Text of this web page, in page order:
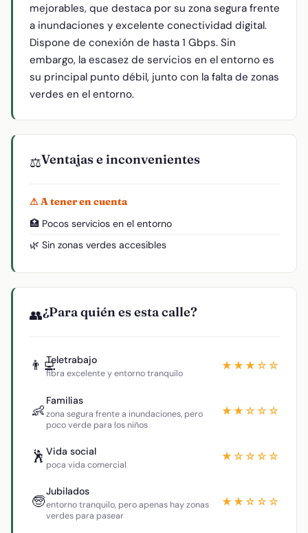
mejorables, que destaca por su zona segura frente
a inundaciones y excelente conectividad digital.
Dispone de conexión de hasta 1 Gbps. Sin
embargo, la escasez de servicios en el entorno es
su principal punto débil, junto con la falta de zonas
verdes en el entorno.
⚖️Ventajas e inconvenientes
⚠ A tener en cuenta
🏥 Pocos servicios en el entorno
🌿 Sin zonas verdes accesibles
👥¿Para quién es esta calle?
👨‍💻Teletrabajo
fibra excelente y entorno tranquilo
★★★☆☆
👶
Familias
zona segura frente a inundaciones, pero
poco verde para los niños
★★☆☆☆
🕺 Vida social
poca vida comercial
★☆☆☆☆
🧓
Jubilados
entorno tranquilo, pero apenas hay zonas
verdes para pasear
★★☆☆☆